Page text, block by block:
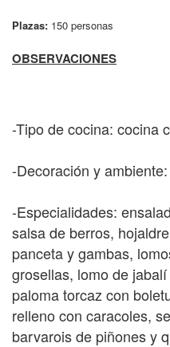
Plazas: 150 personas
OBSERVACIONES
-Tipo de cocina: cocina
-Decoración y
-Especialidades:
salsa de berros,
panceta y gambas,
grosellas, lomo de
paloma torcaz con
relleno con caracoles,
barvarois de piñones y